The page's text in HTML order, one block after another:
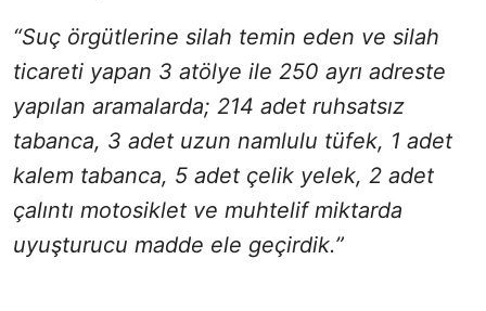
“Suç örgütlerine silah temin eden ve silah
ticareti yapan 3 atölye ile 250 ayrı adreste
yapılan aramalarda; 214 adet ruhsatsız
tabanca, 3 adet uzun namlulu tüfek, 1 adet
kalem tabanca, 5 adet çelik yelek, 2 adet
çalıntı motosiklet ve muhtelif miktarda
uyuşturucu madde ele geçirdik.”